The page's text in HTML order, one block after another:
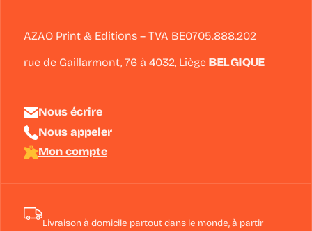
AZAO Print & Editions – TVA BE0705.888.202
rue de Gaillarmont, 76 à 4032, Liège BELGIQUE
Nous écrire
Nous appeler
Mon compte
Livraison à domicile partout dans le monde, à partir